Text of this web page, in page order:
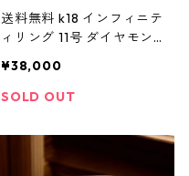
送料無料 k18 インフィニテ
ィリング 11号 ダイヤモン
リング レディース トレン
ド 可愛い 無限大 シンプル
ールドジュエリー
¥38,000
SOLD OUT